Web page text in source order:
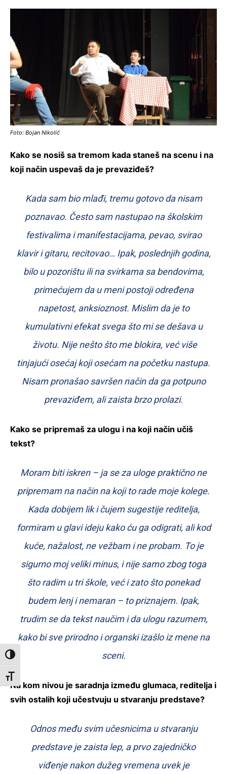
Toggle High Contrast
Toggle Font size
Foto: Bojan Nikolić
Kako se nosiš sa tremom kada staneš na scenu i na
koji način uspevaš da je prevaziđeš?
Kada sam bio mlađi, tremu gotovo da nisam
poznavao. Često sam nastupao na školskim
festivalima i manifestacijama, pevao, svirao
klavir i gitaru, recitovao… Ipak, poslednjih godina,
bilo u pozorištu ili na svirkama sa bendovima,
primećujem da u meni postoji određena
napetost, anksioznost. Mislim da je to
kumulativni efekat svega što mi se dešava u
životu. Nije nešto što me blokira, već više
tinjajući osećaj koji osećam na početku nastupa.
Nisam pronašao savršen način da ga potpuno
prevaziđem, ali zaista brzo prolazi.
Kako se pripremaš za ulogu i na koji način učiš
tekst?
Moram biti iskren – ja se za uloge praktično ne
pripremam na način na koji to rade moje kolege.
Kada dobijem lik i čujem sugestije reditelja,
formiram u glavi ideju kako ću ga odigrati, ali kod
kuće, nažalost, ne vežbam i ne probam. To je
sigurno moj veliki minus, i nije samo zbog toga
što radim u tri škole, već i zato što ponekad
budem lenj i nemaran – to priznajem. Ipak,
trudim se da tekst naučim i da ulogu razumem,
kako bi sve prirodno i organski izašlo iz mene na
sceni.
Na kom nivou je saradnja između glumaca, reditelja i
svih ostalih koji učestvuju u stvaranju predstave?
Odnos među svim učesnicima u stvaranju
predstave je zaista lep, a prvo zajedničko
viđenje nakon dužeg vremena uvek je